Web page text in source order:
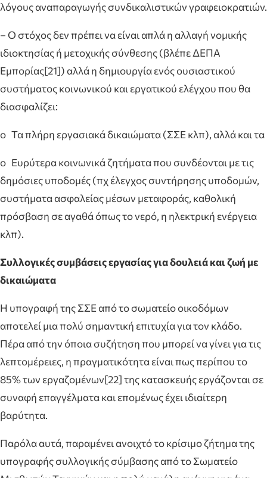
λόγους αναπαραγωγής συνδικαλιστικών γραφειοκρατιών.
– Ο στόχος δεν πρέπει να είναι απλά η αλλαγή νομικής
ιδιοκτησίας ή μετοχικής σύνθεσης (βλέπε ΔΕΠΑ
Εμπορίας[21]) αλλά η δημιουργία ενός ουσιαστικού
συστήματος κοινωνικού και εργατικού ελέγχου που θα
διασφαλίζει:
o Τα πλήρη εργασιακά δικαιώματα (ΣΣΕ κλπ), αλλά και τα
o Ευρύτερα κοινωνικά ζητήματα που συνδέονται με τις
δημόσιες υποδομές (πχ έλεγχος συντήρησης υποδομών,
συστήματα ασφαλείας μέσων μεταφοράς, καθολική
πρόσβαση σε αγαθά όπως το νερό, η ηλεκτρική ενέργεια
κλπ).
Συλλογικές συμβάσεις εργασίας για δουλειά και ζωή με
δικαιώματα
Η υπογραφή της ΣΣΕ από το σωματείο οικοδόμων
αποτελεί μια πολύ σημαντική επιτυχία για τον κλάδο.
Πέρα από την όποια συζήτηση που μπορεί να γίνει για τις
λεπτομέρειες, η πραγματικότητα είναι πως περίπου το
85% των εργαζομένων[22] της κατασκευής εργάζονται σε
συναφή επαγγέλματα και επομένως έχει ιδιαίτερη
βαρύτητα.
Παρόλα αυτά, παραμένει ανοιχτό το κρίσιμο ζήτημα της
υπογραφής συλλογικής σύμβασης από το Σωματείο